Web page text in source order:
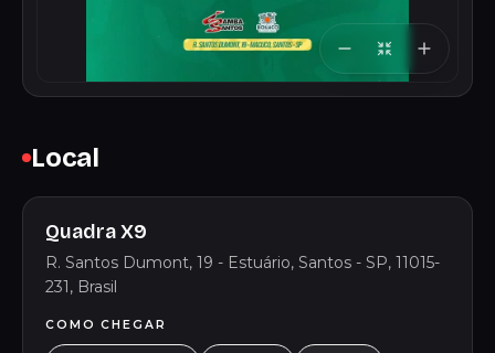
Local
Quadra X9
R. Santos Dumont, 19 - Estuário, Santos - SP, 11015-
231, Brasil
COMO CHEGAR